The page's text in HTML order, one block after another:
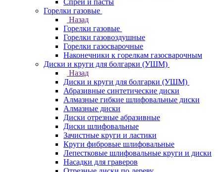
Спреи и пасты
Горелки газовые
Назад
Горелки газовые
Горелки газовоздушные
Горелки газосварочные
Наконечники к горелкам газосварочным
Диски и круги для болгарки (УШМ)
Назад
Диски и круги для болгарки (УШМ)
Абразивные синтетические диски
Алмазные гибкие шлифовальные диски
Алмазные диски
Диски отрезные абразивные
Диски шлифовальные
Зачистные круги и ластики
Круги фибровые шлифовальные
Лепестковые шлифовальные круги и диски
Насадки для граверов